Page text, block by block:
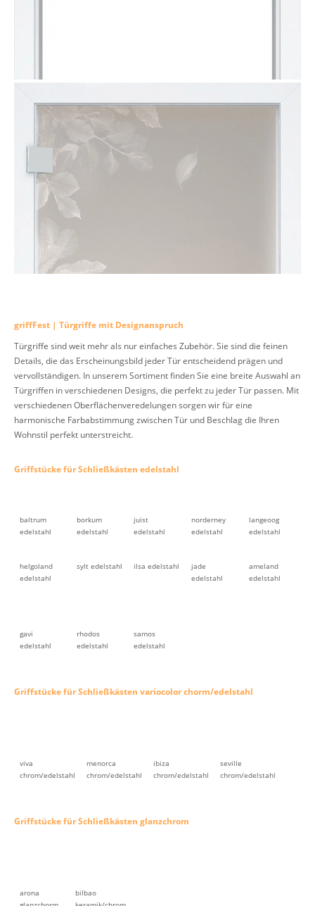
griffFest | Türgriffe mit Designanspruch
Türgriffe sind weit mehr als nur einfaches Zubehör. Sie sind die feinen
Details, die das Erscheinungsbild jeder Tür entscheidend prägen und
vervollständigen. In unserem Sortiment finden Sie eine breite Auswahl an
Türgriffen in verschiedenen Designs, die perfekt zu jeder Tür passen. Mit
verschiedenen Oberflächenveredelungen sorgen wir für eine
harmonische Farbabstimmung zwischen Tür und Beschlag die Ihren
Wohnstil perfekt unterstreicht.
Griffstücke für Schließkästen edelstahl
baltrum
edelstahl
borkum
edelstahl
juist
edelstahl
norderney
edelstahl
langeoog
edelstahl
helgoland
edelstahl
sylt edelstahl ilsa edelstahl
jade
edelstahl
ameland
edelstahl
gavi
edelstahl
rhodos
edelstahl
samos
edelstahl
Griffstücke für Schließkästen variocolor chorm/edelstahl
viva
chrom/edelstahl
menorca
chrom/edelstahl
ibiza
chrom/edelstahl
seville
chrom/edelstahl
Griffstücke für Schließkästen glanzchrom
arona
bilbao